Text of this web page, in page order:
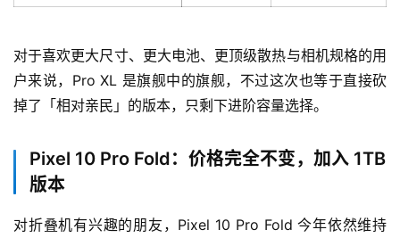
对于喜欢更大尺寸、更大电池、更顶级散热与相机规格的用
户来说，Pro XL 是旗舰中的旗舰，不过这次也等于直接砍
掉了「相对亲民」的版本，只剩下进阶容量选择。
Pixel 10 Pro Fold：价格完全不变，加入 1TB
版本
对折叠机有兴趣的朋友，Pixel 10 Pro Fold 今年依然维持